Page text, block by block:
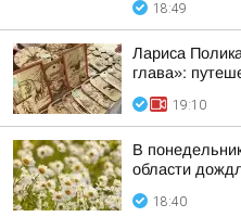
18:49
Лариса
глава»:
19:10
В
области
18:40